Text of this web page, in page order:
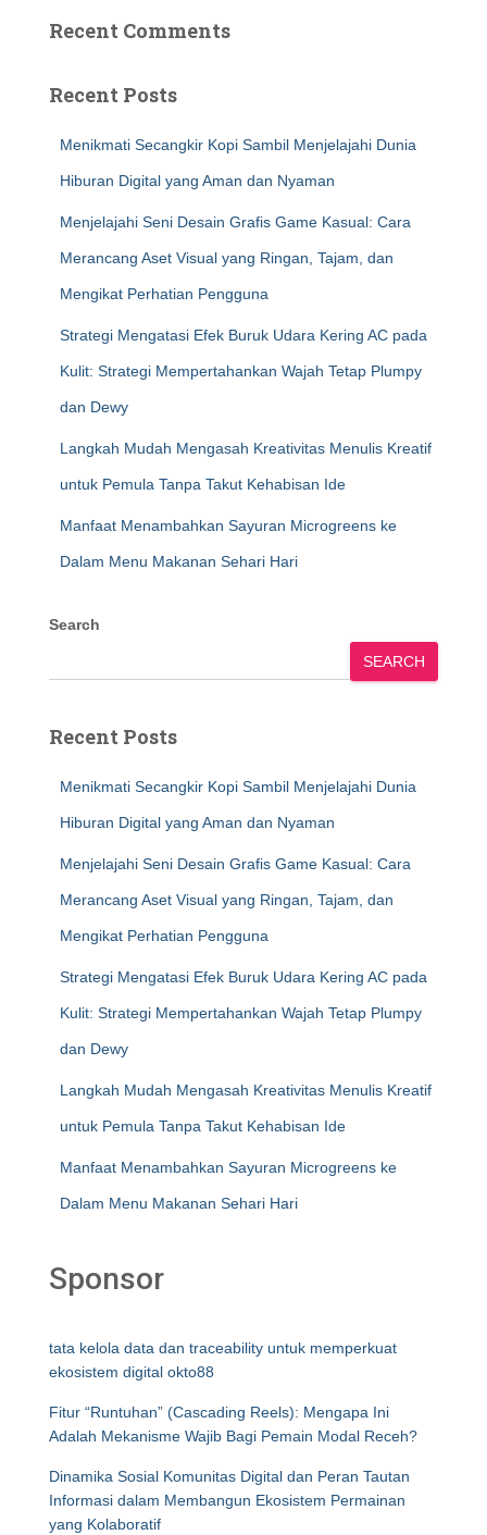
Recent Comments
Recent Posts
Menikmati Secangkir Kopi Sambil Menjelajahi Dunia
Hiburan Digital yang Aman dan Nyaman
Menjelajahi Seni Desain Grafis Game Kasual: Cara
Merancang Aset Visual yang Ringan, Tajam, dan
Mengikat Perhatian Pengguna
Strategi Mengatasi Efek Buruk Udara Kering AC pada
Kulit: Strategi Mempertahankan Wajah Tetap Plumpy
dan Dewy
Langkah Mudah Mengasah Kreativitas Menulis Kreatif
untuk Pemula Tanpa Takut Kehabisan Ide
Manfaat Menambahkan Sayuran Microgreens ke
Dalam Menu Makanan Sehari Hari
Search
SEARCH
Recent Posts
Menikmati Secangkir Kopi Sambil Menjelajahi Dunia
Hiburan Digital yang Aman dan Nyaman
Menjelajahi Seni Desain Grafis Game Kasual: Cara
Merancang Aset Visual yang Ringan, Tajam, dan
Mengikat Perhatian Pengguna
Strategi Mengatasi Efek Buruk Udara Kering AC pada
Kulit: Strategi Mempertahankan Wajah Tetap Plumpy
dan Dewy
Langkah Mudah Mengasah Kreativitas Menulis Kreatif
untuk Pemula Tanpa Takut Kehabisan Ide
Manfaat Menambahkan Sayuran Microgreens ke
Dalam Menu Makanan Sehari Hari
Sponsor
tata kelola data dan traceability untuk memperkuat
ekosistem digital okto88
Fitur “Runtuhan” (Cascading Reels): Mengapa Ini
Adalah Mekanisme Wajib Bagi Pemain Modal Receh?
Dinamika Sosial Komunitas Digital dan Peran Tautan
Informasi dalam Membangun Ekosistem Permainan
yang Kolaboratif